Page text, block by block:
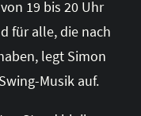
19 bis 20 Uhr
für alle, die nach
legt Simon
Musik auf.